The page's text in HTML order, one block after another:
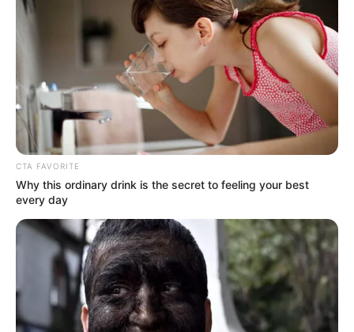
CTA FAVORITE
Why this ordinary drink is the secret to feeling your best
every day